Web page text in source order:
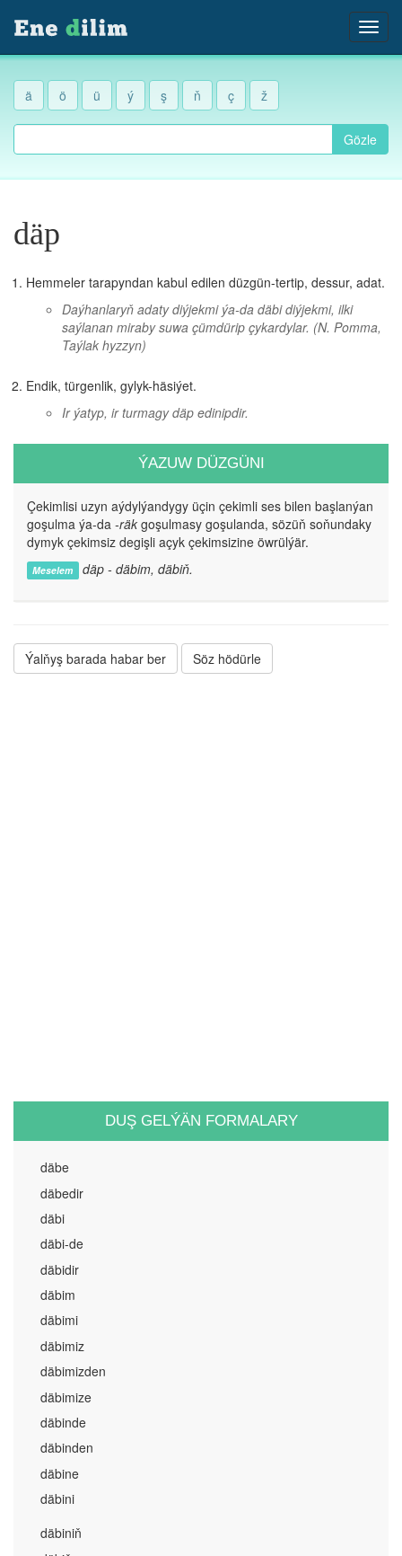
ä ö ü ý ş ň ç ž
Gözle
däp
Hemmeler tarapyndan kabul edilen düzgün-tertip, dessur, adat.
Daýhanlaryň adaty diýjekmi ýa-da däbi diýjekmi, ilki
saýlanan miraby suwa çümdürip çykardylar. (N. Pomma,
Taýlak hyzzyn)
Endik, türgenlik, gylyk-häsiýet.
Ir ýatyp, ir turmagy däp edinipdir.
ÝAZUW DÜZGÜNI
Çekimlisi uzyn aýdylýandygy üçin çekimli ses bilen başlanýan
goşulma ýa-da -räk goşulmasy goşulanda, sözüň soňundaky
dymyk çekimsiz degişli açyk çekimsizine öwrülýär.
Meselem däp - däbim, däbiň.
Ýalňyş barada habar ber Söz hödürle
DUŞ GELÝÄN FORMALARY
däbe
däbedir
däbi
däbi-de
däbidir
däbim
däbimi
däbimiz
däbimizden
däbimize
däbinde
däbinden
däbine
däbini
däbiniň